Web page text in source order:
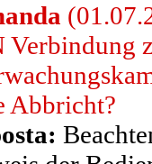
Verbindung
Abbricht?